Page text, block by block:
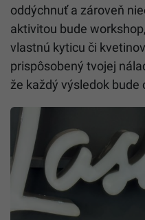
oddýchnuť a zároveň
aktivitou bude
vlastnú kyticu či
prispôsobený tvojej
že každý výsledok bude